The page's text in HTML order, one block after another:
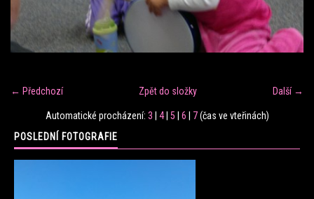
FITNESS TRÉNINK
FIT CLUB VERONIKA
← Předchozí Další →
Zpět do složky
Automatické procházení: 3 | 4| 5 | 6 | 7(čas ve vteřinách)
POSLEDNÍ FOTOGRAFIE